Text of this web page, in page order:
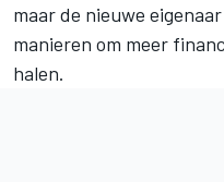
maar de nieuwe
manieren om meer
halen.